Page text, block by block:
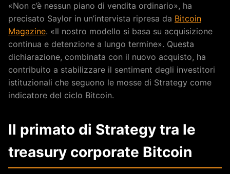
«Non c’è nessun piano di vendita ordinario», ha
precisato Saylor in un’intervista ripresa da Bitcoin
Magazine. «Il nostro modello si basa su acquisizione
continua e detenzione a lungo termine». Questa
dichiarazione, combinata con il nuovo acquisto, ha
contribuito a stabilizzare il sentiment degli investitori
istituzionali che seguono le mosse di Strategy come
indicatore del ciclo Bitcoin.
Il primato di Strategy tra le
treasury corporate Bitcoin